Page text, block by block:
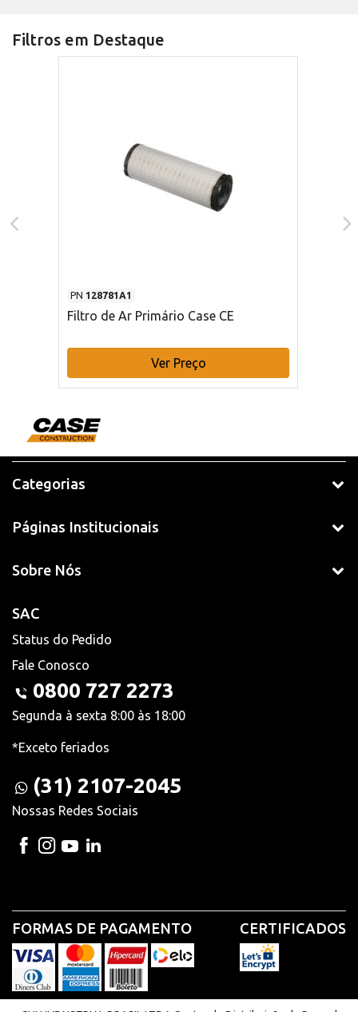
Filtros em Destaque
PN 128781A1
Filtro de Ar Primário Case CE
Ver Preço
Categorias
Páginas Institucionais
Sobre Nós
SAC
Status do Pedido
Fale Conosco
0800 727 2273
Segunda à sexta 8:00 às 18:00
*Exceto feriados
(31) 2107-2045
Nossas Redes Sociais
FORMAS DE PAGAMENTO CERTIFICADOS